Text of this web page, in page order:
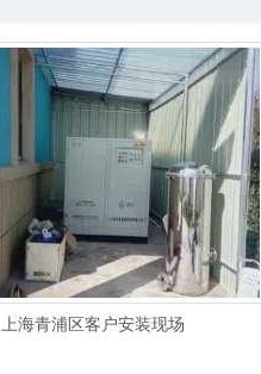
上海青浦区客户安装现场